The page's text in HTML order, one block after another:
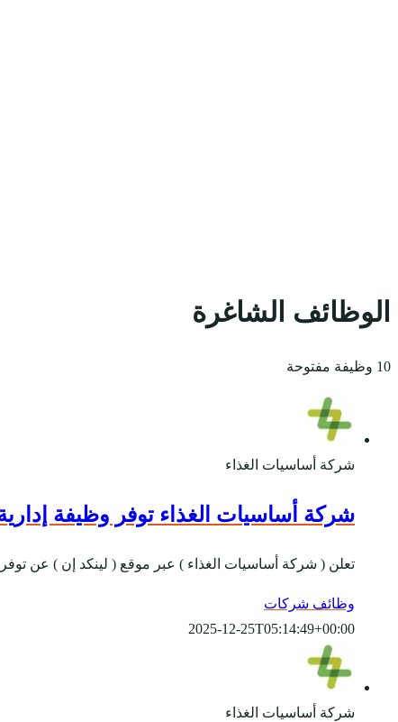
الوظائف الشاغرة
10 وظيفة مفتوحة
شركة أساسيات الغذاء
شركة أساسيات الغذاء توفر وظيفة
تعلن ( شركة أساسيات الغذاء ) عبر موقع ( لينكد إن ) عن
وظائف شركات
2025-12-25T05:14:49+00:00
شركة أساسيات الغذاء